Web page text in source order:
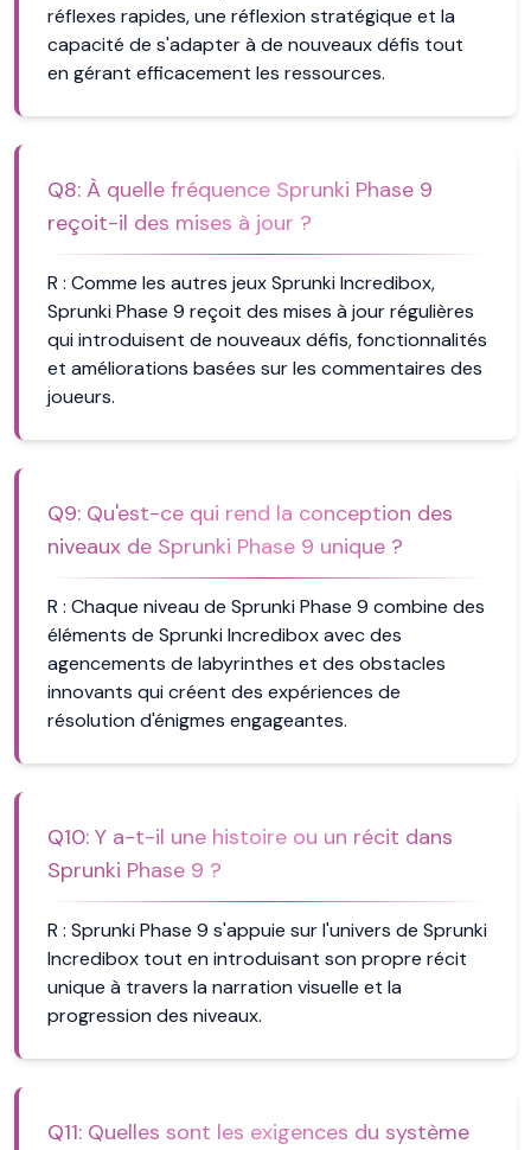
réflexes rapides, une réflexion stratégique et la
capacité de s'adapter à de nouveaux défis tout
en gérant efficacement les ressources.
Q8: À quelle fréquence Sprunki Phase 9
reçoit-il des mises à jour ?
R : Comme les autres jeux Sprunki Incredibox,
Sprunki Phase 9 reçoit des mises à jour régulières
qui introduisent de nouveaux défis, fonctionnalités
et améliorations basées sur les commentaires des
joueurs.
Q9: Qu'est-ce qui rend la conception des
niveaux de Sprunki Phase 9 unique ?
R : Chaque niveau de Sprunki Phase 9 combine des
éléments de Sprunki Incredibox avec des
agencements de labyrinthes et des obstacles
innovants qui créent des expériences de
résolution d'énigmes engageantes.
Q10: Y a-t-il une histoire ou un récit dans
Sprunki Phase 9 ?
R : Sprunki Phase 9 s'appuie sur l'univers de Sprunki
Incredibox tout en introduisant son propre récit
unique à travers la narration visuelle et la
progression des niveaux.
Q11: Quelles sont les exigences du système